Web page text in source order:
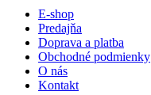
E-shop
Predajňa
Doprava a platba
Obchodné podmienky
O nás
Kontakt